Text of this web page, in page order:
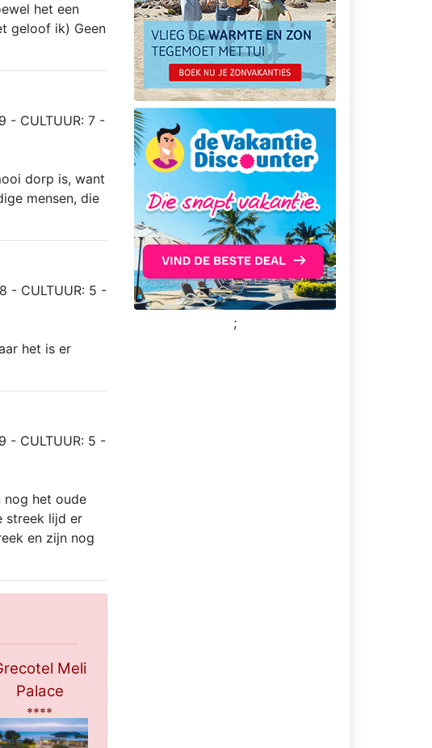
het een
geloof ik) Geen
- CULTUUR: 7 -
dorp is, want
mensen, die
- CULTUUR: 5 -
het is er
- CULTUUR: 5 -
nog het oude
streek lijd er
en zijn nog
Meli
Palace
****
;